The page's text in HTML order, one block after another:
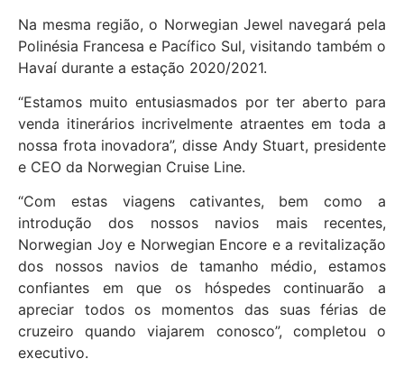
Na mesma região, o Norwegian Jewel navegará pela
Polinésia Francesa e Pacífico Sul, visitando também o
Havaí durante a estação 2020/2021.
“Estamos muito entusiasmados por ter aberto para
venda itinerários incrivelmente atraentes em toda a
nossa frota inovadora”, disse Andy Stuart, presidente
e CEO da Norwegian Cruise Line.
“Com estas viagens cativantes, bem como a
introdução dos nossos navios mais recentes,
Norwegian Joy e Norwegian Encore e a revitalização
dos nossos navios de tamanho médio, estamos
confiantes em que os hóspedes continuarão a
apreciar todos os momentos das suas férias de
cruzeiro quando viajarem conosco”, completou o
executivo.